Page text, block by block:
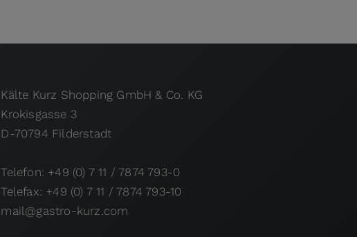
Kälte Kurz Shopping GmbH & Co. KG
Krokisgasse 3
D-70794 Filderstadt
Telefon: +49 (0) 7 11 / 7874 793-0
Telefax: +49 (0) 7 11 / 7874 793-10
mail@gastro-kurz.com